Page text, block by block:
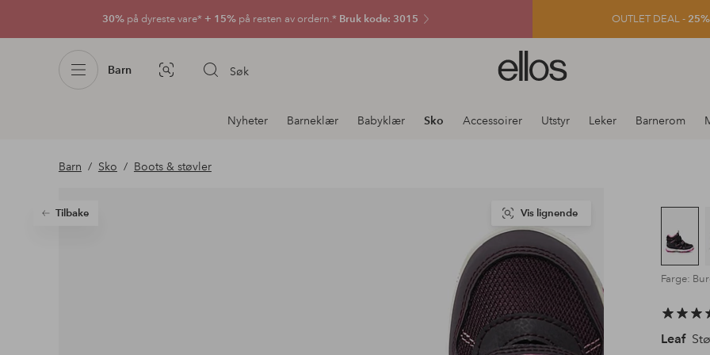
30% på dyreste vare* + 15%på resten av ordern.* Bruk kode: 3015 OUTLET DEAL -
Barn Bildesøk Søk
Ellos
logo
gå
Avdelingsnavigering
Nyheter Barneklær Babyklær Sko Accessoirer Utstyr Leker Barnerom
Barn Sko Boots & støvler
Tilbake Vis lignende
Farge:
Leaf